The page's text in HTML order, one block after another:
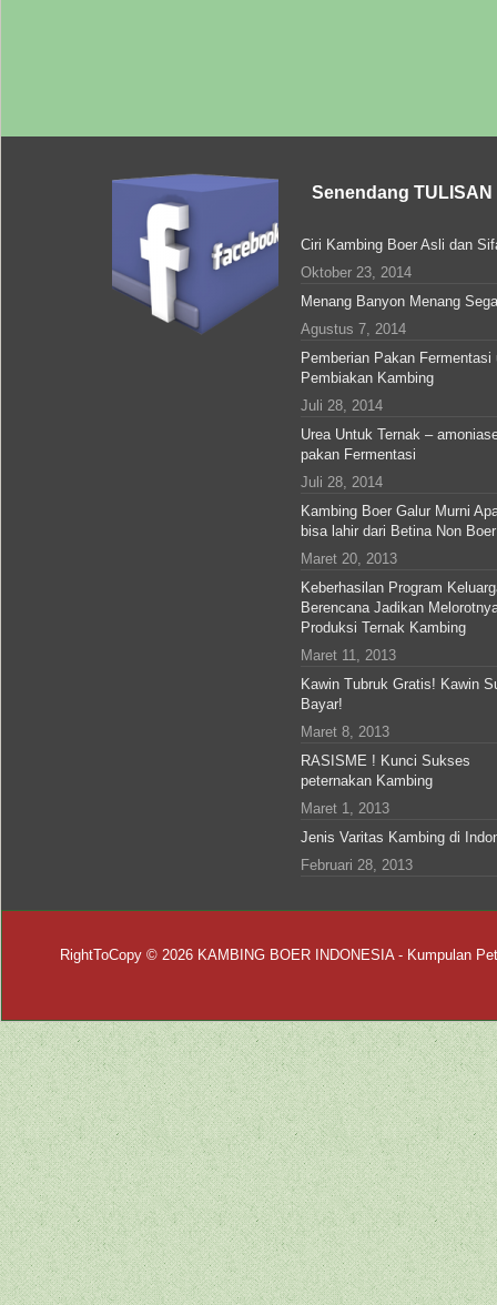
Senendang TULISAN
Ciri Kambing Boer Asli dan
Oktober 23, 2014
Menang Banyon Menang
Agustus 7, 2014
Pemberian Pakan Fermentasi
Pembiakan Kambing
Juli 28, 2014
Urea Untuk Ternak –
pakan Fermentasi
Juli 28, 2014
Kambing Boer Galur Murni
bisa lahir dari Betina Non Boer
Maret 20, 2013
Keberhasilan Program
Berencana Jadikan
Produksi Ternak Kambing
Maret 11, 2013
Kawin Tubruk Gratis! Kawin
Bayar!
Maret 8, 2013
RASISME ! Kunci Sukses
peternakan Kambing
Maret 1, 2013
Jenis Varitas Kambing di
Februari 28, 2013
RightToCopy © 2026 KAMBING BOER INDONESIA- Kumpulan